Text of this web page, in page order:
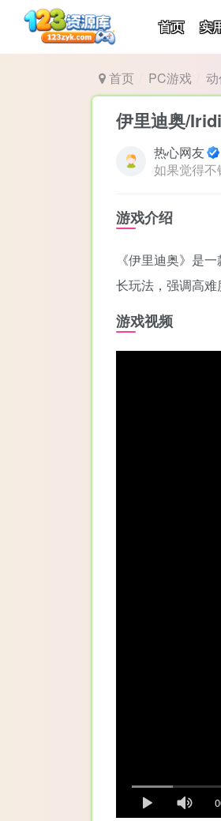
首页 实
首页 PC游戏
伊里迪奥/
热心网友
如果觉得
游戏介绍
《伊里迪奥》是
长玩法，强调高难
游戏视频